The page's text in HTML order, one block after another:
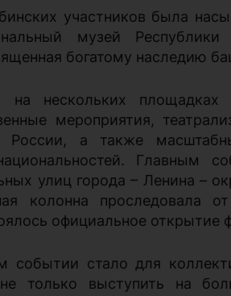
участников была
музей
богатому наследию
на нескольких
мероприятия,
России, а также
Главным
улиц города – Ленина –
колонна проследовала
официальное открытие
событии стало для
только выступить на